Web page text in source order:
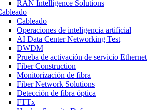
RAN Intelligence Solutions
Cableado
Operaciones de inteligencia artificial
AI Data Center Networking Test
DWDM
Prueba de activación de servicio Ethernet
Fiber Construction
Monitorización de fibra
Fiber Network Solutions
Detección de fibra óptica
FTTx